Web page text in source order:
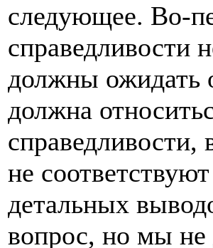
следующее. Во-
справедливости
должны ожидать
должна
справедливости,
не
детальных
вопрос, но мы